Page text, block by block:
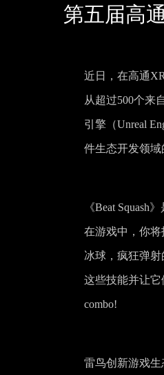
第五届高
近日，在高通
从超过500个来
引擎（Unreal
件生态开发领域
《Beat
在游戏中，你
冰球，疯狂弹
这些技能并让
combo!
雷鸟创新游戏